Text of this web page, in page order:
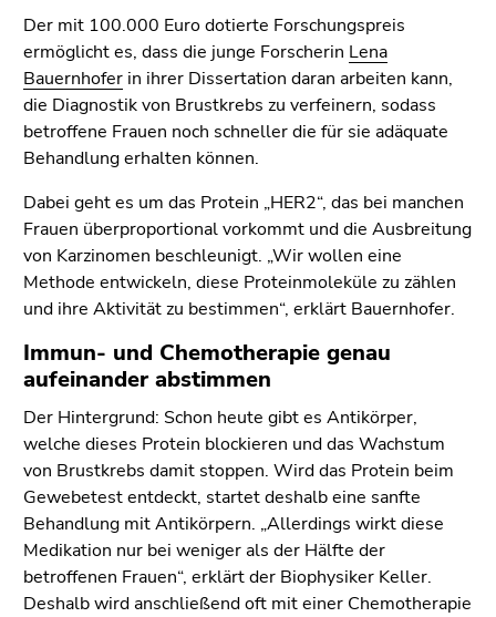
Seiteneinstellungen
(Benutzer/Sprache)
(Zugriffstaste
8)
Zur
Suche
(Zugriffstaste
9)
Der mit 100.000 Euro dotierte Forschungspreis
ermöglicht es, dass die junge Forscherin Lena
Bauernhofer in ihrer Dissertation daran arbeiten kann,
die Diagnostik von Brustkrebs zu verfeinern, sodass
betroffene Frauen noch schneller die für sie adäquate
Behandlung erhalten können.
Dabei geht es um das Protein „HER2“, das bei manchen
Frauen überproportional vorkommt und die Ausbreitung
von Karzinomen beschleunigt. „Wir wollen eine
Methode entwickeln, diese Proteinmoleküle zu zählen
und ihre Aktivität zu bestimmen“, erklärt Bauernhofer.
Immun- und Chemotherapie genau
aufeinander abstimmen
Der Hintergrund: Schon heute gibt es Antikörper,
welche dieses Protein blockieren und das Wachstum
von Brustkrebs damit stoppen. Wird das Protein beim
Gewebetest entdeckt, startet deshalb eine sanfte
Behandlung mit Antikörpern. „Allerdings wirkt diese
Medikation nur bei weniger als der Hälfte der
betroffenen Frauen“, erklärt der Biophysiker Keller.
Deshalb wird anschließend oft mit einer Chemotherapie